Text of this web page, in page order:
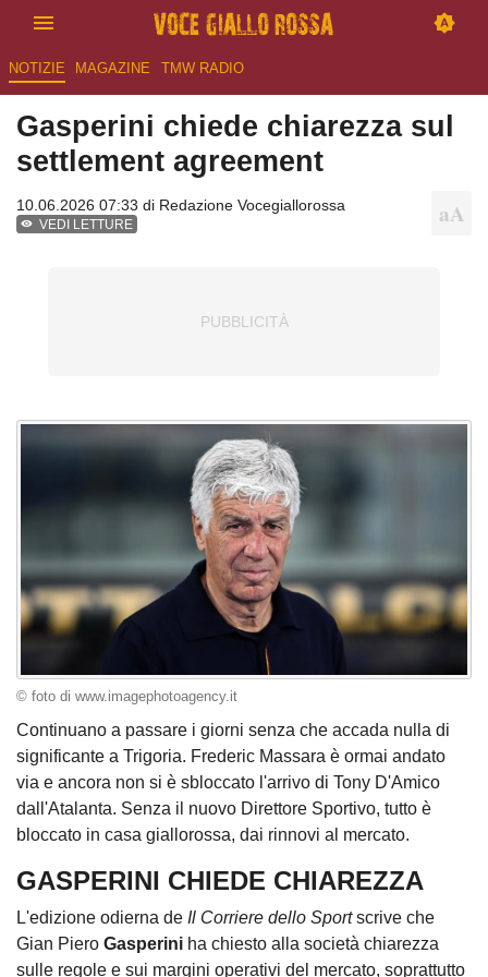
NOTIZIE MAGAZINE TMW RADIO
Gasperini chiede chiarezza sul
settlement agreement
10.06.2026 07:33 di Redazione Vocegiallorossa
VEDI LETTURE
© foto di www.imagephotoagency.it
Continuano a passare i giorni senza che accada nulla di
significante a Trigoria. Frederic Massara è ormai andato
via e ancora non si è sbloccato l'arrivo di Tony D'Amico
dall'Atalanta. Senza il nuovo Direttore Sportivo, tutto è
bloccato in casa giallorossa, dai rinnovi al mercato.
GASPERINI CHIEDE CHIAREZZA
L'edizione odierna de Il Corriere dello Sportscrive che
Gian Piero Gasperini ha chiesto alla società chiarezza
sulle regole e sui margini operativi del mercato, soprattutto